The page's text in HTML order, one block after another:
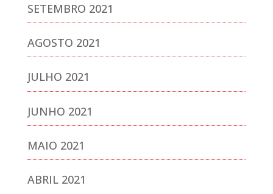
SETEMBRO 2021
AGOSTO 2021
JULHO 2021
JUNHO 2021
MAIO 2021
ABRIL 2021